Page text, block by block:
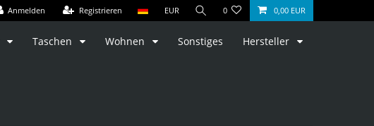
Anmelden Registrieren EUR 0 0,00 EUR
Taschen Wohnen Sonstiges Hersteller